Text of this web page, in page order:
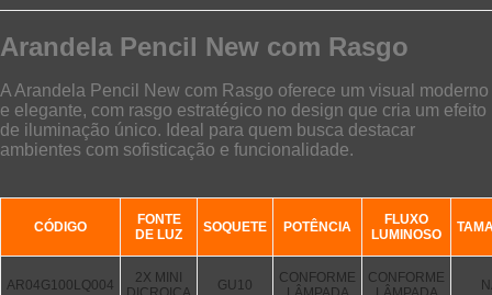
Arandela Pencil New com Rasgo
A Arandela Pencil New com Rasgo oferece um visual moderno
e elegante, com rasgo estratégico no design que cria um efeito
de iluminação único. Ideal para quem busca destacar
ambientes com sofisticação e funcionalidade.
CÓDIGO
FONTE
DE LUZ
SOQUETE POTÊNCIA
FLUXO
LUMINOSO
AR04G100LQ004
2X MINI
GU10
CONFORME
CONFORME